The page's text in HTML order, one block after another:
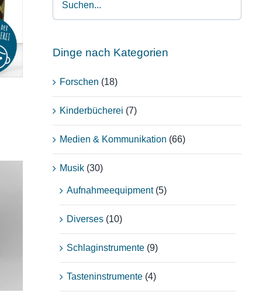
Dinge nach Kategorien
Forschen (18)
Kinderbücherei (7)
Medien & Kommunikation (66)
Musik (30)
Aufnahmeequipment (5)
Diverses (10)
Schlaginstrumente (9)
Tasteninstrumente (4)